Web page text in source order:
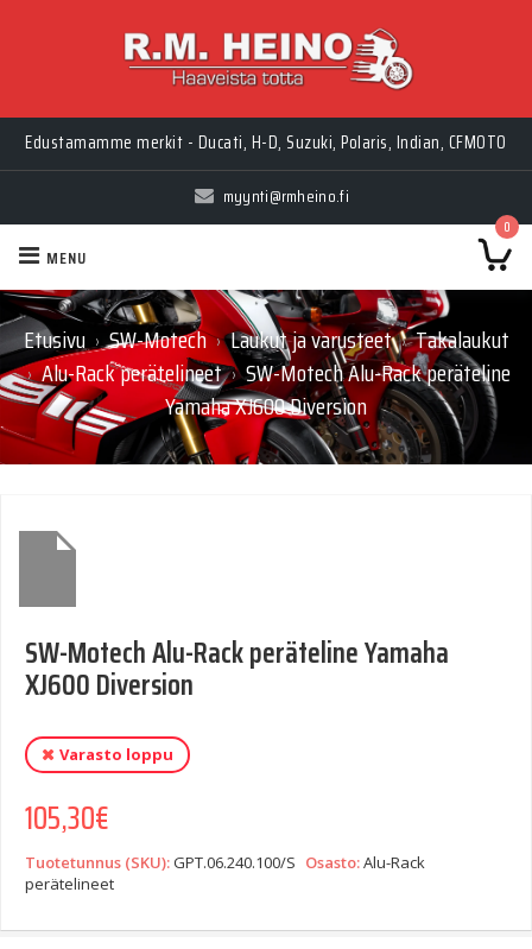
Edustamamme merkit - Ducati, H-D, Suzuki, Polaris, Indian, CFMOTO
myynti@rmheino.fi
0
MENU
Etusivu › SW-Motech › Laukut ja varusteet › Takalaukut
› Alu-Rack perätelineet › SW-Motech Alu-Rack peräteline
Yamaha XJ600 Diversion
SW-Motech Alu-Rack peräteline Yamaha
XJ600 Diversion
Varasto loppu
105,30€
Tuotetunnus (SKU):GPT.06.240.100/S Osasto:Alu-Rack
perätelineet